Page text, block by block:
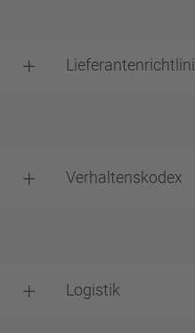
Verhaltenskodex
Logistik